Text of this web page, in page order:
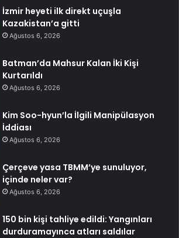
İzmir heyeti ilk direkt uçuşla
Kazakistan’a gitti
Ağustos 6, 2026
Batman’da Mahsur Kalan İki Kişi
Kurtarıldı
Ağustos 6, 2026
Kim Soo-hyun’la İlgili Manipülasyon
İddiası
Ağustos 6, 2026
Çerçeve yasa TBMM’ye sunuluyor,
içinde neler var?
Ağustos 6, 2026
150 bin kişi tahliye edildi: Yangınları
durduramayınca atları saldılar